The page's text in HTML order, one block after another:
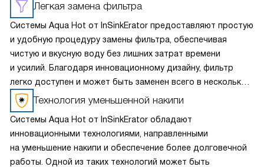
Легкая замена фильтра
Системы Aqua Hot от InSinkErator предоставляют простую
и удобную процедуру замены фильтра, обеспечивая
чистую и вкусную воду без лишних затрат времени
и усилий. Благодаря инновационному дизайну, фильтр
легко доступен и может быть заменен всего в несколько
простых шагов, не требуя использования специальных
инструментов. Это позволяет пользователям
поддерживать оптимальное качество воды без
необходимости вызова специалиста или переноса
больших расходов на обслуживание.
Технология уменьшенной накипи
Системы Aqua Hot от InSinkErator обладают
инновационными технологиями, направленными
на уменьшение накипи и обеспечение более долговечной
работы. Одной из таких технологий может быть